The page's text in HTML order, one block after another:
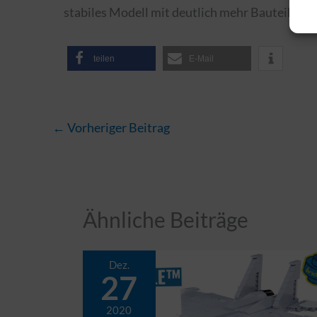
stabiles Modell mit deutlich mehr Bauteilen,
teilen E-Mail
← Vorheriger Beitrag
Ähnliche Beiträge
Dez.
27
2020